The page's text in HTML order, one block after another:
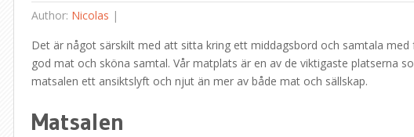
Author: Nicolas |
Det är något särskilt med att sitta kring ett middagsbord och samtala
god mat och sköna samtal. Vår matplats är en av de viktigaste platserna
matsalen ett ansiktslyft och njut än mer av både mat och sällskap.
Matsalen